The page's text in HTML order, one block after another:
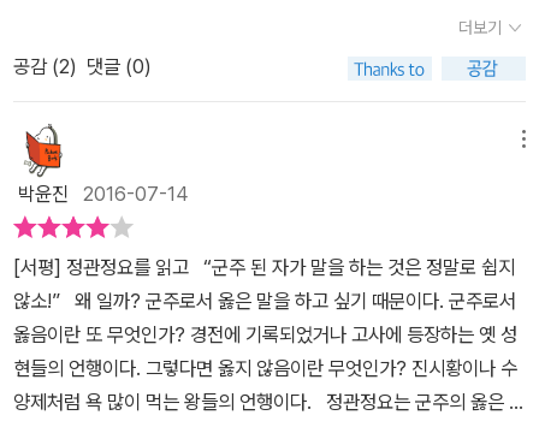
后, 624~705)에 의해 주(周)나라가 세워지면서 일시적으로 나라
가 멸망에 이르기도 하는 등 그 후유증이 결코 가볍지 않았다. 무엇이
정관의 치세 말기를 어둡게 하였는가? 그것은 초심을 잃었기 때문으
로, 이를 잘 표현하는 것이 대(對)고구려정책이라 여겨진다. 처음에
는 수 양제의 일을 교훈삼아 고구려 원정에 비판적이었던 당태종은
이후 무리한 고구려원정에 나서면서 결국 수양제의 전철을 밟게 되고
그의 치세 마지막을 흐릿하게 마무리 짓는다. 수양제도 隨煬帝도
반드시 고구려를 탈취하려는 생각으로 해마다 수많은 백성을 노역에
시달리게 하여 백성의 원망은 극에 달했소. 그래서 결국에는 평범한
한 사람의 손에 죽게 되었소. 힐리가한의 경우는 과거 수년 동안 우리
나라를 끊임없이 침범하여 각 부락은 모두 정벌로 지쳤으며, 결국 멸
망하게 되었소. 나는 지금 이러한 상황을 보았는데 어찌 군대를 파견
는 책이 펴내어진 출판사에 따라 사정이 다르지 않은 것 같습니다. 4)
윤문이 꼼꼼하여 문법 오류나 오탈자가 매우 드물고 문장이 평이하게
하기보다, 다분히 실용적(처세적) 목적에서 읽혀야 하겠으므로 이런
미덕이 더 절실히 요구됩니다.당태종은 수천 년에 달하는 중국 역사
전체를 통해, 학자나 민중을 불문하고 최고의 군주로 꼽히는 인물입
니다. 객관적으로 그는 '사실상의' 창업 군주로서 제국의 기초를 튼실
히 닦은 공덕이 크죠. 우리 한국인의 입장에선 무단히 고구려를 침공
하다 국력을 낭비했다는 점에서 비난과 빈축의 소지가 다분하지만,
이조차도 그는 '즉시' 과오를 뉘우치고 갓 성립된 체제의 내실을 다지
는 게 진력했다는 점이 탁월합니다. 이 과정에서 '위징이 살아 있었던
들 그가 진언을 삼갔겠으며 끝내 내가 이 무리한 원정을 시도했겠는
정관정요를 집필하던 시기는 당태종이 다스렸던 시기보다 50여년이
흐른 뒤였지만 미래세대에게 교훈을 남기고 춘추필법을 고수하여 당
태종의 장점만이 아니라 단점까지도 적나라하게 기술하였다고 한다.
지금 현대에 와서 다시 읽어야 할 필요가 있을까 의문이 들수도 있다.
나의 경우 솔직히 대학시절에 정관정요는 물론이고 사마천의 ‘사
기’를 비롯하여 ‘그리스로마신화’ 등 고전을 많이 읽지 못했다. 대학전
공 공부하기도 벅찼고 영어토익공부를 하거나 자격증을 따기 위해 학
원을 다녀야 했다. 그런데 마흔이 넘어서부터 고전에 관심이 생기고
항상 쫓기는 삶을 살다가 뒤를 돌아보면서 하늘을 쳐다보고 높은 산
에서 아래를 내다보기도 했다. 정관정요는 당태종이 수나라에 이어
당나라를 아버지와 함께 건국한 후 통치하면서 신하들과 소통하는 내
더보기
공감 (2) 댓글 (0)
박윤진 2016-07-14
[서평] 정관정요를 읽고 “군주 된 자가 말을 하는 것은 정말로 쉽지
않소!” 왜 일까? 군주로서 옳은 말을 하고 싶기 때문이다. 군주로서
옳음이란 또 무엇인가? 경전에 기록되었거나 고사에 등장하는 옛 성
현들의 언행이다. 그렇다면 옳지 않음이란 무엇인가? 진시황이나 수
양제처럼 욕 많이 먹는 왕들의 언행이다. 정관정요는 군주의 옳은 언